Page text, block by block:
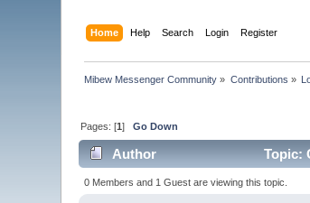
Home Help Search Login Register
Mibew Messenger Community » Contributions »
Pages: [1]Go Down
Author Topic:
0 Members and 1 Guest are viewing this topic.